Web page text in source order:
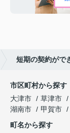
短期の契約がで
市区町村から探す
大津市
草津市
湖南市
甲賀市
町名から探す